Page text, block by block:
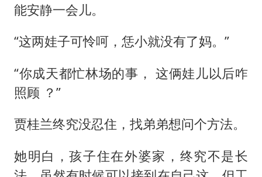
能安静一会儿。
“这两娃子可怜呵，恁小就没有了妈。”
“你成天都忙林场的事， 这俩娃儿以后咋
照顾 ？”
贾桂兰终究没忍住，找弟弟想问个方法。
她明白，孩子住在外婆家，终究不是长